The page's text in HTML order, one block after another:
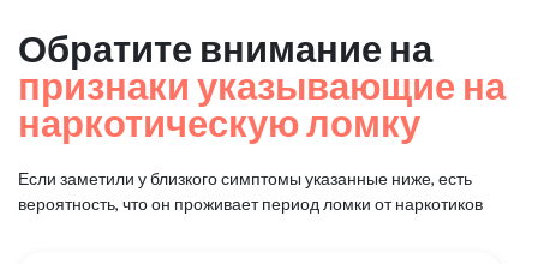
Обратите внимание на
признаки указывающие на
наркотическую ломку
Если заметили у близкого симптомы указанные ниже, есть
вероятность, что он проживает период ломки от наркотиков